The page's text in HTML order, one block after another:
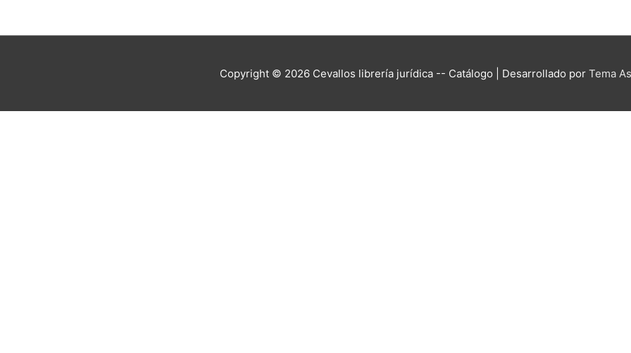
Copyright © 2026 Cevallos librería jurídica -- Catálogo | Desarrollado por Tema